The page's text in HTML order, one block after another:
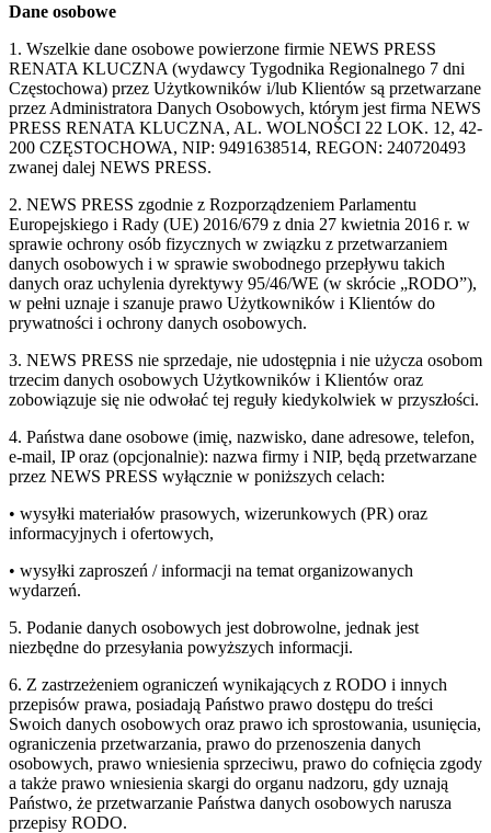
Dane osobowe
1. Wszelkie dane osobowe powierzone firmie NEWS PRESS
RENATA KLUCZNA (wydawcy Tygodnika Regionalnego 7 dni
Częstochowa) przez Użytkowników i/lub Klientów są przetwarzane
przez Administratora Danych Osobowych, którym jest firma NEWS
PRESS RENATA KLUCZNA, AL. WOLNOŚCI 22 LOK. 12, 42-
200 CZĘSTOCHOWA, NIP: 9491638514, REGON: 240720493
zwanej dalej NEWS PRESS.
2. NEWS PRESS zgodnie z Rozporządzeniem Parlamentu
Europejskiego i Rady (UE) 2016/679 z dnia 27 kwietnia 2016 r. w
sprawie ochrony osób fizycznych w związku z przetwarzaniem
danych osobowych i w sprawie swobodnego przepływu takich
danych oraz uchylenia dyrektywy 95/46/WE (w skrócie „RODO”),
w pełni uznaje i szanuje prawo Użytkowników i Klientów do
prywatności i ochrony danych osobowych.
3. NEWS PRESS nie sprzedaje, nie udostępnia i nie użycza osobom
trzecim danych osobowych Użytkowników i Klientów oraz
zobowiązuje się nie odwołać tej reguły kiedykolwiek w przyszłości.
4. Państwa dane osobowe (imię, nazwisko, dane adresowe, telefon,
e-mail, IP oraz (opcjonalnie): nazwa firmy i NIP, będą przetwarzane
przez NEWS PRESS wyłącznie w poniższych celach:
• wysyłki materiałów prasowych, wizerunkowych (PR) oraz
informacyjnych i ofertowych,
• wysyłki zaproszeń / informacji na temat organizowanych
wydarzeń.
5. Podanie danych osobowych jest dobrowolne, jednak jest
niezbędne do przesyłania powyższych informacji.
6. Z zastrzeżeniem ograniczeń wynikających z RODO i innych
przepisów prawa, posiadają Państwo prawo dostępu do treści
Swoich danych osobowych oraz prawo ich sprostowania, usunięcia,
ograniczenia przetwarzania, prawo do przenoszenia danych
osobowych, prawo wniesienia sprzeciwu, prawo do cofnięcia zgody
a także prawo wniesienia skargi do organu nadzoru, gdy uznają
Państwo, że przetwarzanie Państwa danych osobowych narusza
przepisy RODO.